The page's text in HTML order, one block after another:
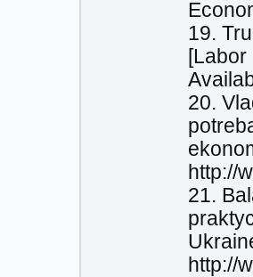
19.
20.
http://
21.
http://